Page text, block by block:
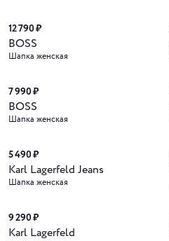
12 790 ₽
BOSS
Шапка женская
7 990 ₽
BOSS
Шапка женская
5 490 ₽
Karl Lagerfeld Jeans
Шапка женская
9 290 ₽
Karl Lagerfeld